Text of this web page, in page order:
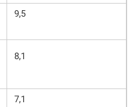
9,5
8,1
7,1